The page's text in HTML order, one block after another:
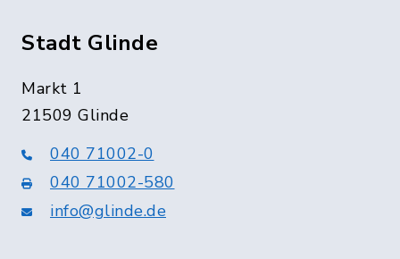
Stadt Glinde
Markt 1
21509 Glinde
040 71002-0
040 71002-580
info@glinde.de